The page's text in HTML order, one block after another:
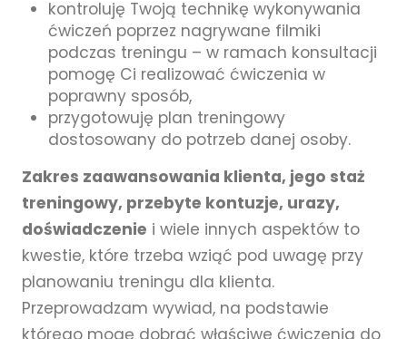
kontroluję Twoją technikę wykonywania
ćwiczeń poprzez nagrywane filmiki
podczas treningu – w ramach konsultacji
pomogę Ci realizować ćwiczenia w
poprawny sposób,
przygotowuję plan treningowy
dostosowany do potrzeb danej osoby.
Zakres zaawansowania klienta, jego staż
treningowy, przebyte kontuzje, urazy,
doświadczenie i wiele innych aspektów to
kwestie, które trzeba wziąć pod uwagę przy
planowaniu treningu dla klienta.
Przeprowadzam wywiad, na podstawie